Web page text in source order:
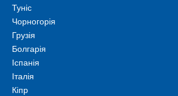
Туніс
Чорногорія
Грузія
Болгарія
Іспанія
Італія
Кіпр